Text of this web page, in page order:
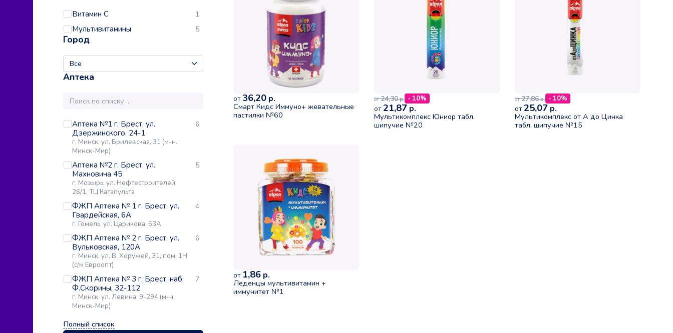
Витамин С 1
Мультивитамины 5
Город
Аптека
Аптека №1 г. Брест, ул.
Дзержинского, 24-1
г. Минск, ул. Брилевская, 31 (м-н.
Минск-Мир)
6
Аптека №2 г. Брест, ул.
Махновича 45
г. Мозырь, ул. Нефтестроителей,
26/1, ТЦ Катапульта
5
ФЖП Аптека № 1 г. Брест, ул.
Гвардейская, 6А
г. Гомель, ул. Царикова, 53А
4
ФЖП Аптека № 2 г. Брест, ул.
Вульковская, 120А
г. Минск, ул. В. Хоружей, 31, пом. 1Н
(с/м Евроопт)
6
ФЖП Аптека № 3 г. Брест, наб.
Ф.Скорины, 32-112
г. Минск, ул. Левина, 9-294 (м-н.
Минск-Мир)
7
Полный список
от 36,20 р.
Смарт Кидс Иммуно+ жевательные
пастилки №60
от 24,30р. - 10%
от 21,87р.
Мультикомплекс Юниор табл.
шипучие №20
от 27,86р. - 10%
от 25,07р.
Мультикомплекс от А до Цинка
табл. шипучие №15
от 1,86 р.
Леденцы мультивитамин +
иммунитет №1